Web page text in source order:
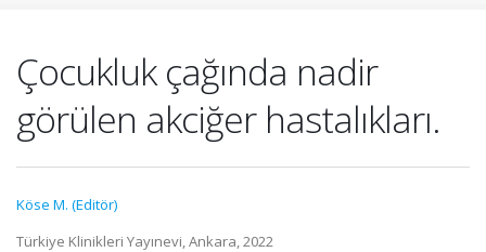
Çocukluk çağında nadir
görülen akciğer hastalıkları.
Köse M. (Editör)
Türkiye Klinikleri Yayınevi, Ankara, 2022